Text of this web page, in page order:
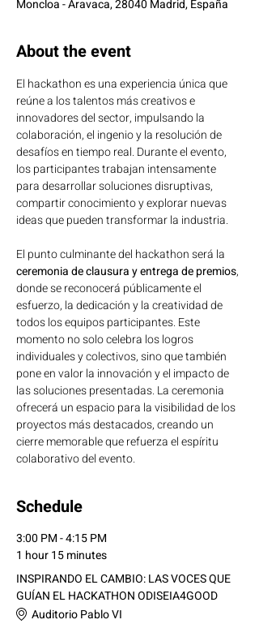
Moncloa - Aravaca, 28040 Madrid, España
About the event
El hackathon es una experiencia única que
reúne a los talentos más creativos e
innovadores del sector, impulsando la
colaboración, el ingenio y la resolución de
desafíos en tiempo real. Durante el evento,
los participantes trabajan intensamente
para desarrollar soluciones disruptivas,
compartir conocimiento y explorar nuevas
ideas que pueden transformar la industria.
El punto culminante del hackathon será la
ceremonia de clausura y entrega de premios,
donde se reconocerá públicamente el
esfuerzo, la dedicación y la creatividad de
todos los equipos participantes. Este
momento no solo celebra los logros
individuales y colectivos, sino que también
pone en valor la innovación y el impacto de
las soluciones presentadas. La ceremonia
ofrecerá un espacio para la visibilidad de los
proyectos más destacados, creando un
cierre memorable que refuerza el espíritu
colaborativo del evento.
Schedule
3:00 PM - 4:15 PM
1 hour 15 minutes
INSPIRANDO EL CAMBIO: LAS VOCES QUE
GUÍAN EL HACKATHON ODISEIA4GOOD
Auditorio Pablo VI